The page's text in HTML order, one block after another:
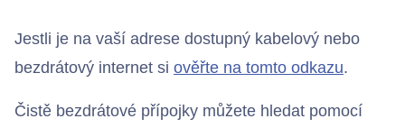
Jestli je na vaší adrese dostupný kabelový nebo
bezdrátový internet si ověřte na tomto odkazu.
Čistě bezdrátové přípojky můžete hledat pomocí